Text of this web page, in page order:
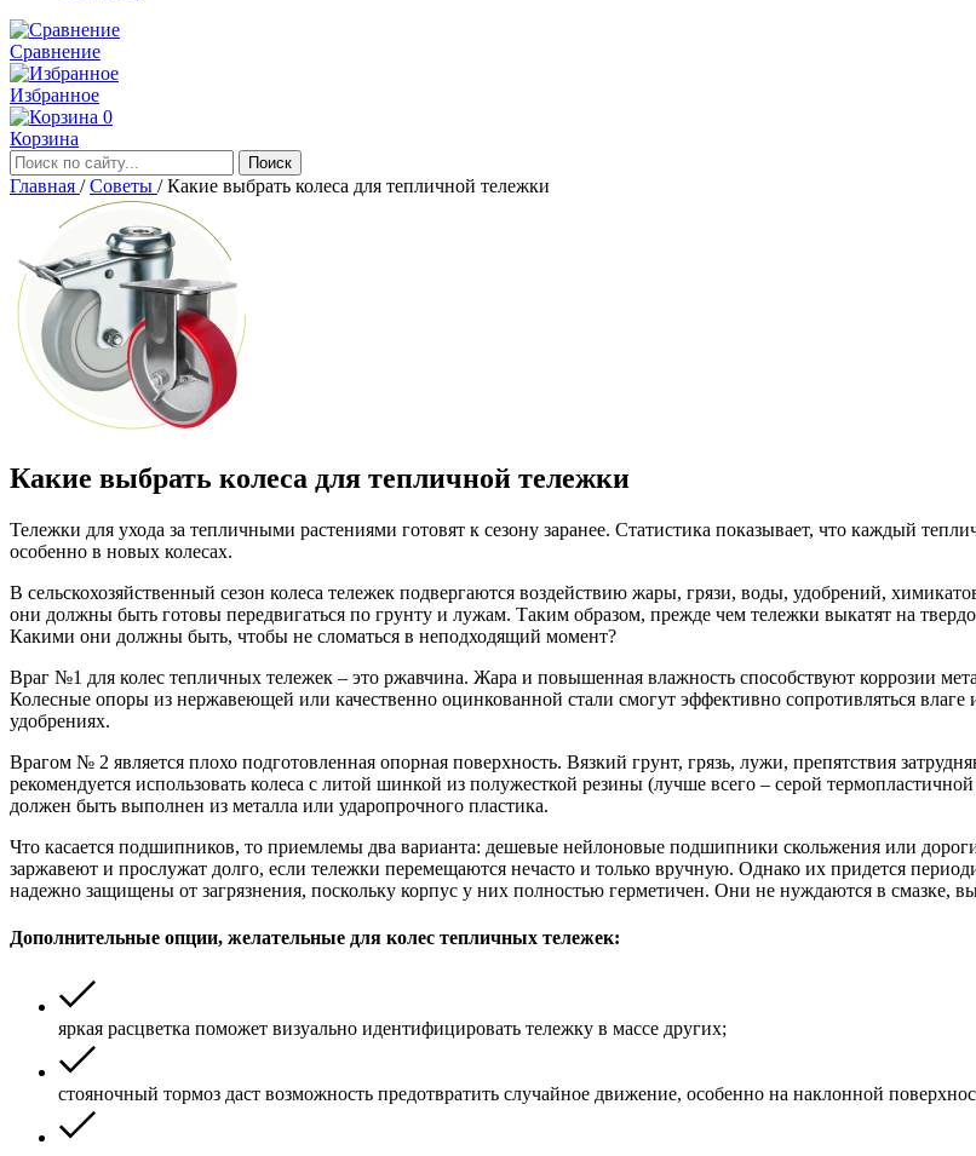
Сравнение
Избранное
0
Корзина
Главная / Советы / Какие выбрать колеса для тепличной тележки
Какие выбрать колеса для тепличной тележки
Тележки для ухода за тепличными растениями готовят к сезону заранее. Статистика показывает, что каждый
особенно в новых колесах.
В сельскохозяйственный сезон колеса тележек подвергаются воздействию жары, грязи, воды, удобрений,
они должны быть готовы передвигаться по грунту и лужам. Таким образом, прежде чем тележки выкатят на
Какими они должны быть, чтобы не сломаться в неподходящий момент?
Враг №1 для колес тепличных тележек – это ржавчина. Жара и повышенная влажность способствуют коррозии
Колесные опоры из нержавеющей или качественно оцинкованной стали смогут эффективно сопротивляться
удобрениях.
Врагом № 2 является плохо подготовленная опорная поверхность. Вязкий грунт, грязь, лужи, препятствия
рекомендуется использовать колеса с литой шинкой из полужесткой резины (лучше всего – серой
должен быть выполнен из металла или ударопрочного пластика.
Что касается подшипников, то приемлемы два варианта: дешевые нейлоновые подшипники скольжения или
заржавеют и прослужат долго, если тележки перемещаются нечасто и только вручную. Однако их придется
надежно защищены от загрязнения, поскольку корпус у них полностью герметичен. Они не нуждаются в смазке,
Дополнительные опции, желательные для колес тепличных тележек:
яркая расцветка поможет визуально идентифицировать тележку в массе других;
стояночный тормоз даст возможность предотвратить случайное движение, особенно на наклонной